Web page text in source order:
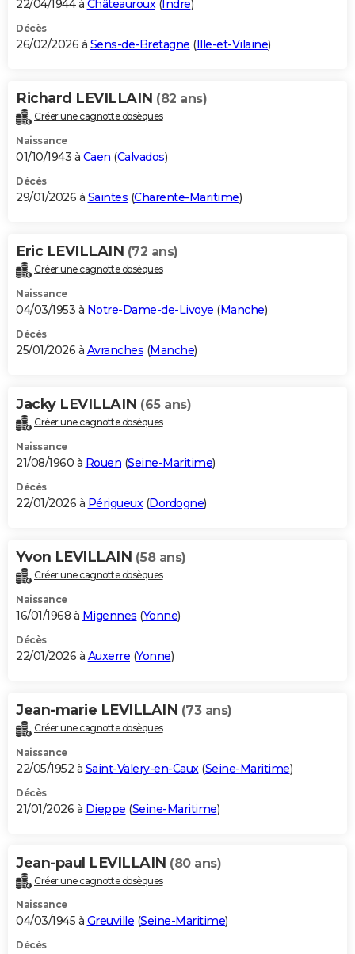
22/04/1944 à Châteauroux( Indre)
Décès
26/02/2026 à Sens-de-Bretagne (Ille-et-Vilaine)
Richard LEVILLAIN (82 ans)
Créer une cagnotte obsèques
Naissance
01/10/1943 à Caen (Calvados)
Décès
29/01/2026 à Saintes (Charente-Maritime)
Eric LEVILLAIN (72 ans)
Créer une cagnotte obsèques
Naissance
04/03/1953 à Notre-Dame-de-Livoye (Manche)
Décès
25/01/2026 à Avranches (Manche)
Jacky LEVILLAIN (65 ans)
Créer une cagnotte obsèques
Naissance
21/08/1960 à Rouen (Seine-Maritime)
Décès
22/01/2026 à Périgueux(Dordogne)
Yvon LEVILLAIN (58 ans)
Créer une cagnotte obsèques
Naissance
16/01/1968 à Migennes (Yonne)
Décès
22/01/2026 à Auxerre (Yonne)
Jean-marie LEVILLAIN (73 ans)
Créer une cagnotte obsèques
Naissance
22/05/1952 à Saint-Valery-en-Caux (Seine-Maritime)
Décès
21/01/2026 à Dieppe (Seine-Maritime)
Jean-paul LEVILLAIN (80 ans)
Créer une cagnotte obsèques
Naissance
04/03/1945 à Greuville (Seine-Maritime)
Décès